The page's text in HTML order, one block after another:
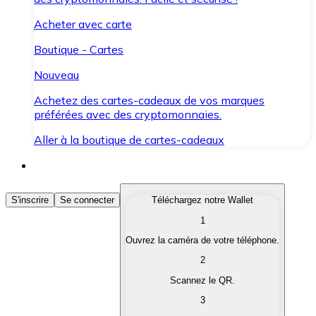
Acheter avec carte
Boutique - Cartes
Nouveau
Achetez des cartes-cadeaux de vos marques
préférées avec des cryptomonnaies.
Aller à la boutique de cartes-cadeaux
Acheter des Cryptomonnaies
Achetez les cryptomonnaies qui vous intéressent
Convertissez vos cryptomonnaies en monnaie
S'inscrire Se connecter
Téléchargez notre Wallet
1
Ouvrez la caméra de votre téléphone.
2
Scannez le QR.
3